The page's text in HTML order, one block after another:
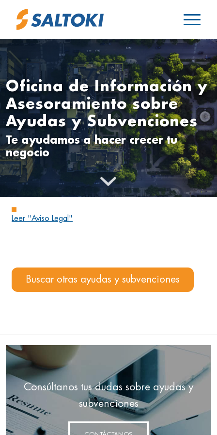
Oficina de Información y
Asesoramiento sobre
Ayudas y Subvenciones
Te ayudamos a hacer crecer tu
negocio
Leer "Aviso Legal"
Buscar otras ayudas y subvenciones
Consúltanos tus dudas sobre ayudas y
subvenciones